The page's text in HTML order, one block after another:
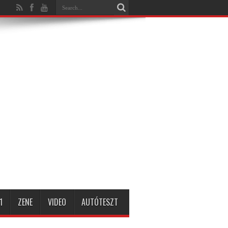
ZENE VIDEO AUTÓTESZT